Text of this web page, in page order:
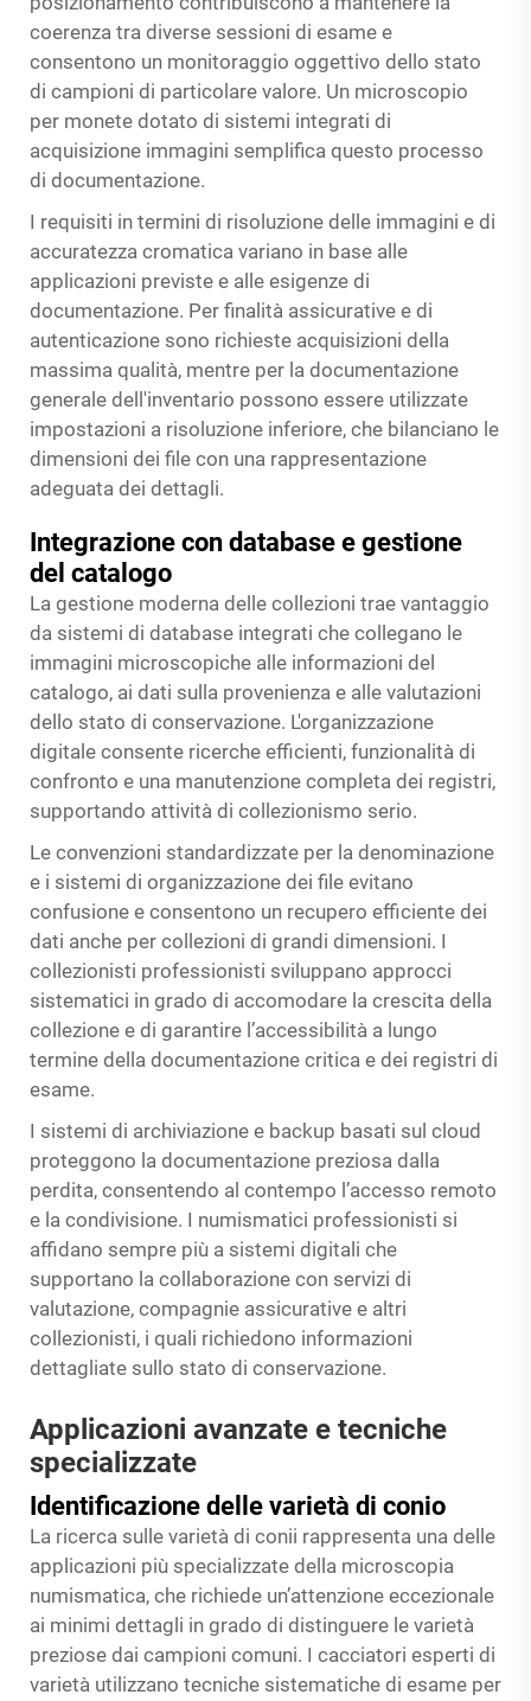
coerenza tra diverse sessioni di esame e
consentono un monitoraggio oggettivo dello stato
di campioni di particolare valore. Un microscopio
per monete dotato di sistemi integrati di
acquisizione immagini semplifica questo processo
di documentazione.
I requisiti in termini di risoluzione delle immagini e di
accuratezza cromatica variano in base alle
applicazioni previste e alle esigenze di
documentazione. Per finalità assicurative e di
autenticazione sono richieste acquisizioni della
massima qualità, mentre per la documentazione
generale dell'inventario possono essere utilizzate
impostazioni a risoluzione inferiore, che bilanciano le
dimensioni dei file con una rappresentazione
adeguata dei dettagli.
Integrazione con database e gestione
del catalogo
La gestione moderna delle collezioni trae vantaggio
da sistemi di database integrati che collegano le
immagini microscopiche alle informazioni del
catalogo, ai dati sulla provenienza e alle valutazioni
dello stato di conservazione. L'organizzazione
digitale consente ricerche efficienti, funzionalità di
confronto e una manutenzione completa dei registri,
supportando attività di collezionismo serio.
Le convenzioni standardizzate per la denominazione
e i sistemi di organizzazione dei file evitano
confusione e consentono un recupero efficiente dei
dati anche per collezioni di grandi dimensioni. I
collezionisti professionisti sviluppano approcci
sistematici in grado di accomodare la crescita della
collezione e di garantire l’accessibilità a lungo
termine della documentazione critica e dei registri di
esame.
I sistemi di archiviazione e backup basati sul cloud
proteggono la documentazione preziosa dalla
perdita, consentendo al contempo l’accesso remoto
e la condivisione. I numismatici professionisti si
affidano sempre più a sistemi digitali che
supportano la collaborazione con servizi di
valutazione, compagnie assicurative e altri
collezionisti, i quali richiedono informazioni
dettagliate sullo stato di conservazione.
Applicazioni avanzate e tecniche
specializzate
Identificazione delle varietà di conio
La ricerca sulle varietà di conii rappresenta una delle
applicazioni più specializzate della microscopia
numismatica, che richiede un’attenzione eccezionale
ai minimi dettagli in grado di distinguere le varietà
preziose dai campioni comuni. I cacciatori esperti di
varietà utilizzano tecniche sistematiche di esame per